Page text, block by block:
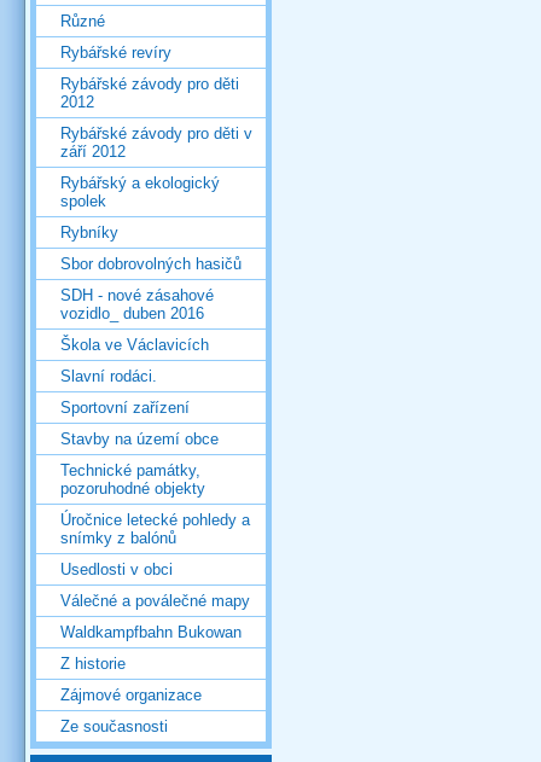
Různé
Rybářské revíry
Rybářské závody pro děti
2012
Rybářské závody pro děti v
září 2012
Rybářský a ekologický
spolek
Rybníky
Sbor dobrovolných hasičů
SDH - nové zásahové
vozidlo_ duben 2016
Škola ve Václavicích
Slavní rodáci.
Sportovní zařízení
Stavby na území obce
Technické památky,
pozoruhodné objekty
Úročnice letecké pohledy a
snímky z balónů
Usedlosti v obci
Válečné a poválečné mapy
Waldkampfbahn Bukowan
Z historie
Zájmové organizace
Ze současnosti